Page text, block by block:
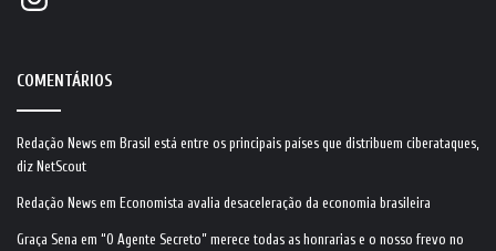
COMENTÁRIOS
Redação News em Brasil está entre os principais países que distribuem ciberataques,
diz NetScout
Redação News em Economista avalia desaceleração da economia brasileira
Graça Sena em “O Agente Secreto” merece todas as honrarias e o nosso frevo no